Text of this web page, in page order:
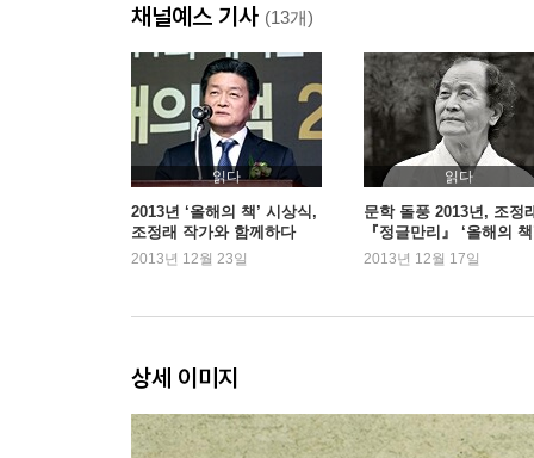
너무 많은 일기장
나는 참 평범하구나
나는 원래……
뒤집을 수 없는 관계
세상에서 가장 부러운 커플
홀로 북극에 버려진 펭귄
소멸의 순간
꼬박 일 분간의 지극한 행복
친구의 연애
3. 우리는 모두 섬이다
마음이, 너무 바빠서
채널예스 기사 (13개)
읽다
2013년 ‘올해의 책’ 시상식,
조정래 작가와 함께하다
2013년 12월 23일
읽다
문학 돌풍 2013년, 조정
『정글만리』 ‘올해의 책
위
2013년 12월 17일
상세 이미지